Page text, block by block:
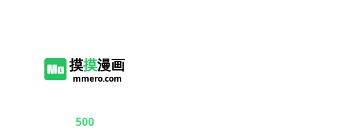
摸摸漫画
mmero.com
500